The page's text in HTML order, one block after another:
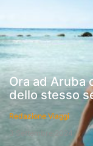
Ora ad Aruba
dello stesso
Redazione Viaggi
3 Settembre 2024